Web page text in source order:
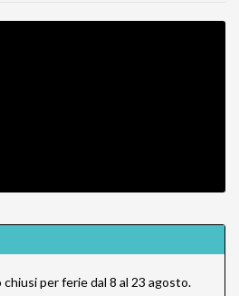
per ferie dal 8 al 23 agosto.